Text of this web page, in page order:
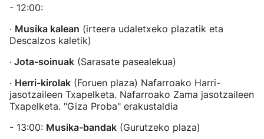
- 12:00:
· Musika kalean (irteera udaletxeko plazatik eta
Descalzos kaletik)
· Jota-soinuak (Sarasate pasealekua)
· Herri-kirolak (Foruen plaza) Nafarroako Harri-
jasotzaileen Txapelketa. Nafarroako Zama jasotzaileen
Txapelketa. "Giza Proba" erakustaldia
- 13:00: Musika-bandak (Gurutzeko plaza)